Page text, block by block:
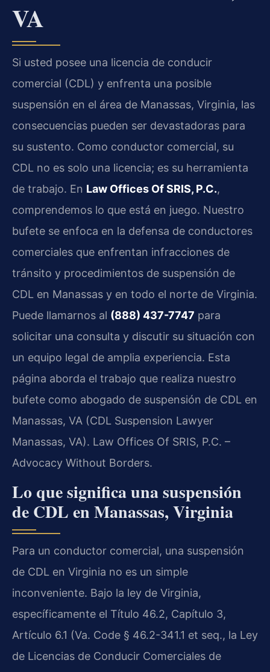
VA
Si usted posee una licencia de conducir
comercial (CDL) y enfrenta una posible
suspensión en el área de Manassas, Virginia, las
consecuencias pueden ser devastadoras para
su sustento. Como conductor comercial, su
CDL no es solo una licencia; es su herramienta
de trabajo. En Law Offices Of SRIS, P.C.,
comprendemos lo que está en juego. Nuestro
bufete se enfoca en la defensa de conductores
comerciales que enfrentan infracciones de
tránsito y procedimientos de suspensión de
CDL en Manassas y en todo el norte de Virginia.
Puede llamarnos al (888) 437-7747 para
solicitar una consulta y discutir su situación con
un equipo legal de amplia experiencia. Esta
página aborda el trabajo que realiza nuestro
bufete como abogado de suspensión de CDL en
Manassas, VA (CDL Suspension Lawyer
Manassas, VA). Law Offices Of SRIS, P.C. –
Advocacy Without Borders.
Lo que significa una suspensión
de CDL en Manassas, Virginia
Para un conductor comercial, una suspensión
de CDL en Virginia no es un simple
inconveniente. Bajo la ley de Virginia,
específicamente el Título 46.2, Capítulo 3,
Artículo 6.1 (Va. Code § 46.2-341.1 et seq., la Ley
de Licencias de Conducir Comerciales de